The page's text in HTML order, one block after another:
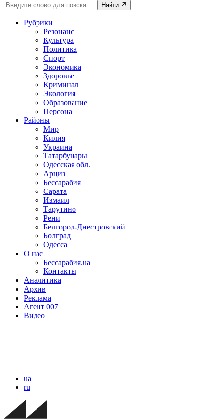
Найти
Рубрики
Резонанс
Культура
Политика
Спорт
Экономика
Здоровье
Криминал
Экология
Образование
Персона
Районы
Мир
Килия
Украина
Татарбунары
Одесская обл.
Арциз
Бессарабия
Сарата
Измаил
Тарутино
Рени
Белгород-Днестровский
Болград
Одесса
О нас
Бессарабия.ua
Контакты
Аналитика
Архив
Реклама
Агент 007
Видео
ua
ru